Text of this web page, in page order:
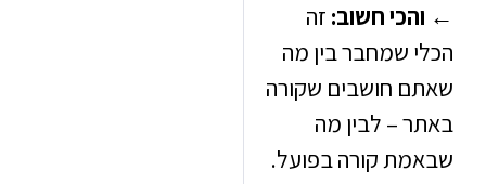
חשוב:זה
שמחבר בין מה
חושבים שקורה
– לבין מה
קורה בפועל.